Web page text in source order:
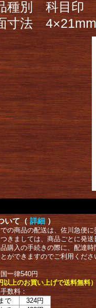
種別 科目印
寸法 4×21mm
いて（ 詳細 ）
の商品の配送は、佐川急便
きましては、商品ごとに発
購入の手続きの際に、配達
ができますのでご利用くださ
一律540円
以上のお買い上げで送料無料
数料：
で
324円